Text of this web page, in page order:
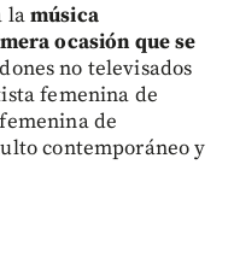
lamúsica
ocasión que se
no televisados
femenina de
de
contemporáneo y